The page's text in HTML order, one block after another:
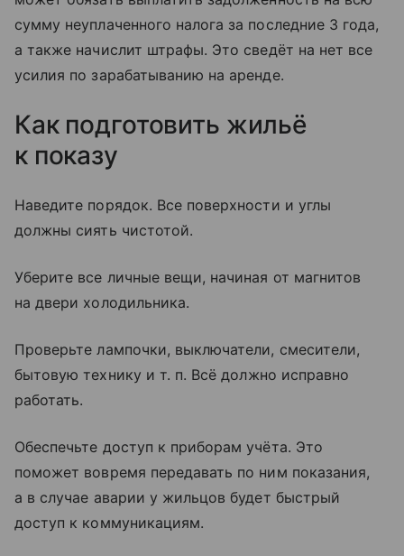
сумму неуплаченного налога за последние 3 года,
а также начислит штрафы. Это сведёт на нет все
усилия по зарабатыванию на аренде.
Как подготовить жильё
к показу
Наведите порядок. Все поверхности и углы
должны сиять чистотой.
Уберите все личные вещи, начиная от магнитов
на двери холодильника.
Проверьте лампочки, выключатели, смесители,
бытовую технику и т. п. Всё должно исправно
работать.
Обеспечьте доступ к приборам учёта. Это
поможет вовремя передавать по ним показания,
а в случае аварии у жильцов будет быстрый
доступ к коммуникациям.